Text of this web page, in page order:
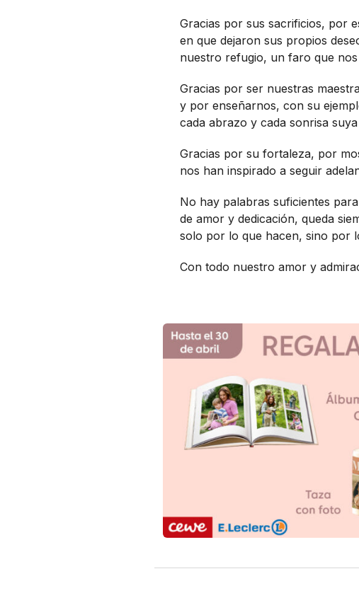
Gracias por sus sacrificios, por
en que dejaron sus propios
nuestro refugio, un faro que
Gracias por ser nuestras
y por enseñarnos, con su
cada abrazo y cada sonrisa
Gracias por su fortaleza, por
nos han inspirado a seguir
No hay palabras suficientes
de amor y dedicación, queda
solo por lo que hacen, sino por
Con todo nuestro amor y